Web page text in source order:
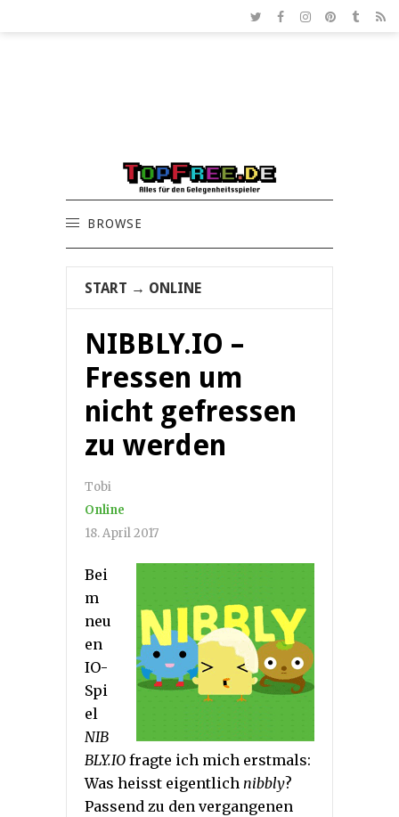
BROWSE
START → ONLINE
NIBBLY.IO –
Fressen um
nicht gefressen
zu werden
Tobi
Online
18. April 2017
Bei
m
neu
en
IO-
Spi
el
NIB
BLY.IO fragte ich mich erstmals:
Was heisst eigentlich nibbly?
Passend zu den vergangenen